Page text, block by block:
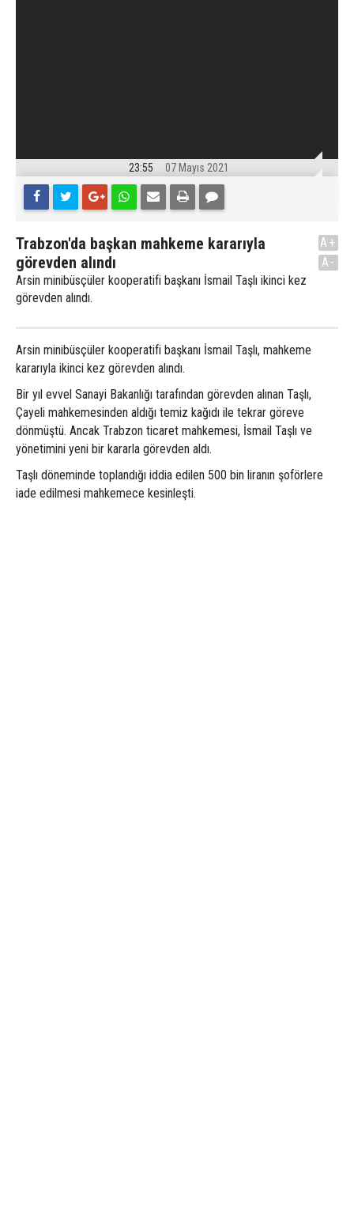
23:55 07 Mayıs 2021
Trabzon'da başkan mahkeme kararıyla
görevden alındı
Arsin minibüsçüler kooperatifi başkanı İsmail Taşlı ikinci kez
görevden alındı.
A+
A-
Arsin minibüsçüler kooperatifi başkanı İsmail Taşlı, mahkeme
kararıyla ikinci kez görevden alındı.
Bir yıl evvel Sanayi Bakanlığı tarafından görevden alınan Taşlı,
Çayeli mahkemesinden aldığı temiz kağıdı ile tekrar göreve
dönmüştü. Ancak Trabzon ticaret mahkemesi, İsmail Taşlı ve
yönetimini yeni bir kararla görevden aldı.
Taşlı döneminde toplandığı iddia edilen 500 bin liranın şoförlere
iade edilmesi mahkemece kesinleşti.